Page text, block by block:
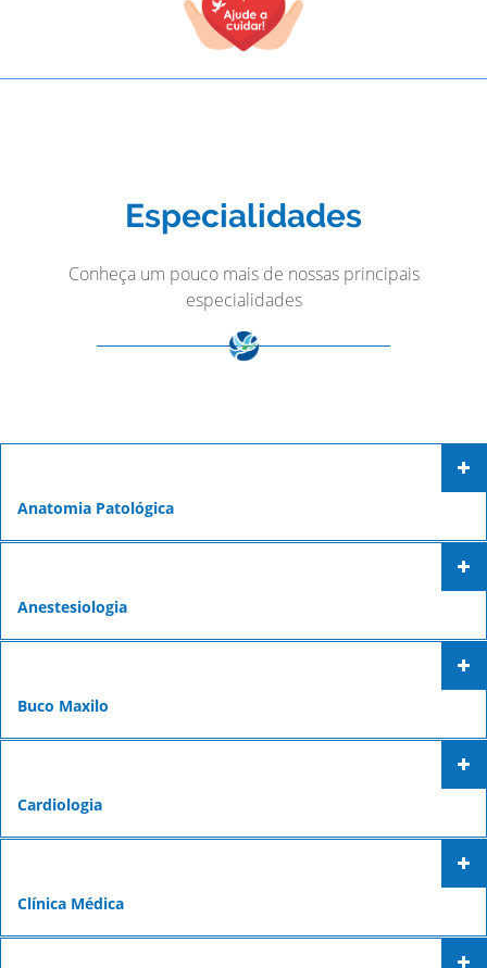
Especialidades
Conheça um pouco mais de nossas principais
especialidades
Anatomia Patológica
Anestesiologia
Buco Maxilo
Cardiologia
Clínica Médica